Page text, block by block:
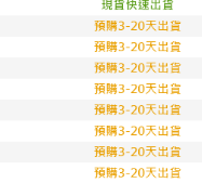
查看運費